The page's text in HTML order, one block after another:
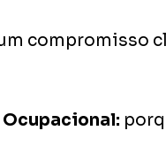
compromisso
Ocupacional: